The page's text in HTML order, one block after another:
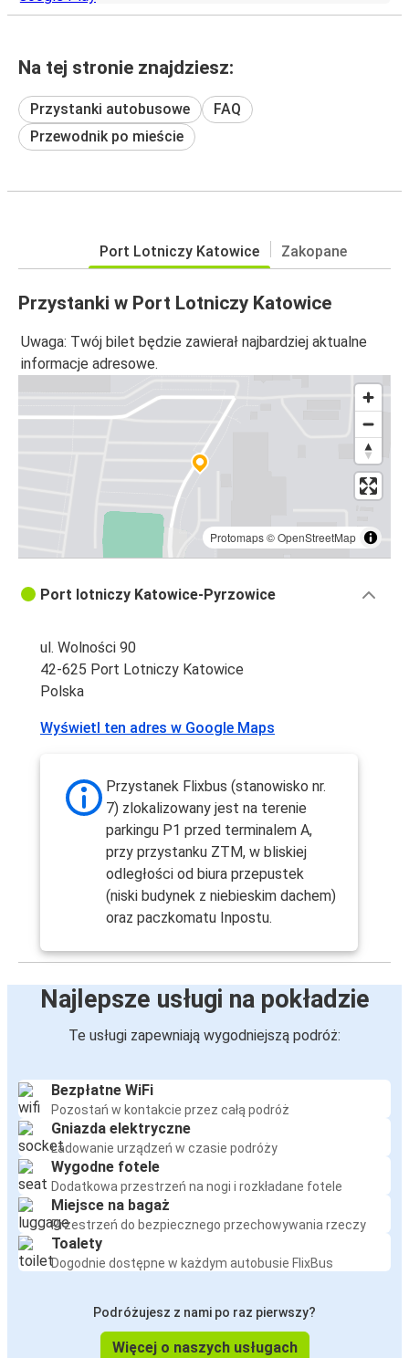
Na tej stronie znajdziesz:
Przystanki autobusowe
FAQ
Przewodnik po mieście
Port Lotniczy Katowice Zakopane
Przystanki w Port Lotniczy Katowice
Uwaga: Twój bilet będzie zawierał najbardziej aktualne
informacje adresowe.
Protomaps©OpenStreetMap
Port lotniczy Katowice-Pyrzowice
ul. Wolności 90
42-625 Port Lotniczy Katowice
Polska
Wyświetl ten adres w Google Maps
Przystanek Flixbus (stanowisko nr.
7) zlokalizowany jest na terenie
parkingu P1 przed terminalem A,
przy przystanku ZTM, w bliskiej
odległości od biura przepustek
(niski budynek z niebieskim dachem)
oraz paczkomatu Inpostu.
Najlepsze usługi na pokładzie
Te usługi zapewniają wygodniejszą podróż:
Bezpłatne WiFi
Pozostań w kontakcie przez całą podróż
Gniazda elektryczne
Ładowanie urządzeń w czasie podróży
Wygodne fotele
Dodatkowa przestrzeń na nogi i rozkładane fotele
Miejsce na bagaż
Przestrzeń do bezpiecznego przechowywania rzeczy
Toalety
Dogodnie dostępne w każdym autobusie FlixBus
Podróżujesz z nami po raz pierwszy?
Więcej o naszych usługach